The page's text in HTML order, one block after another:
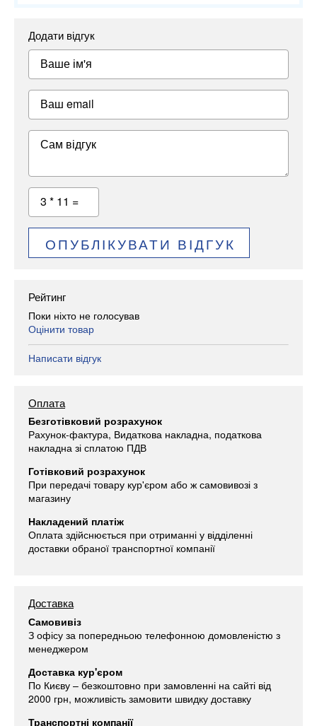
Додати відгук
Ваше ім'я
Ваш email
Сам відгук
3 * 11 =
ОПУБЛІКУВАТИ ВІДГУК
Рейтинг
Поки ніхто не голосував
Оцінити товар
Написати відгук
Оплата
Безготівковий розрахунок
Рахунок-фактура, Видаткова накладна, податкова
накладна зі сплатою ПДВ
Готівковий розрахунок
При передачі товару кур'єром або ж самовивозі з
магазину
Накладений платіж
Оплата здійснюється при отриманні у відділенні
доставки обраної транспортної компанії
Доставка
Самовивіз
З офісу за попередньою телефонною домовленістю з
менеджером
Доставка кур'єром
По Києву – безкоштовно при замовленні на сайті від
2000 грн, можливість замовити швидку доставку
Транспортні компанії